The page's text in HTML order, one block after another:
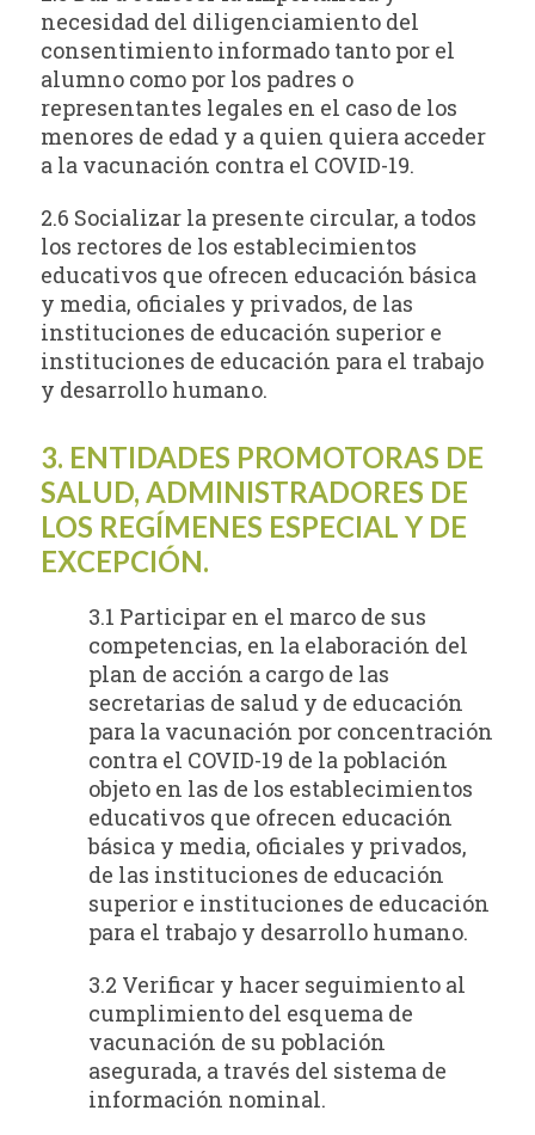
necesidad del diligenciamiento del
consentimiento informado tanto por el
alumno como por los padres o
representantes legales en el caso de los
menores de edad y a quien quiera acceder
a la vacunación contra el COVID-19.
2.6 Socializar la presente circular, a todos
los rectores de los establecimientos
educativos que ofrecen educación básica
y media, oficiales y privados, de las
instituciones de educación superior e
instituciones de educación para el trabajo
y desarrollo humano.
3. ENTIDADES PROMOTORAS DE
SALUD, ADMINISTRADORES DE
LOS REGÍMENES ESPECIAL Y DE
EXCEPCIÓN.
3.1 Participar en el marco de sus
competencias, en la elaboración del
plan de acción a cargo de las
secretarias de salud y de educación
para la vacunación por concentración
contra el COVID-19 de la población
objeto en las de los establecimientos
educativos que ofrecen educación
básica y media, oficiales y privados,
de las instituciones de educación
superior e instituciones de educación
para el trabajo y desarrollo humano.
3.2 Verificar y hacer seguimiento al
cumplimiento del esquema de
vacunación de su población
asegurada, a través del sistema de
información nominal.